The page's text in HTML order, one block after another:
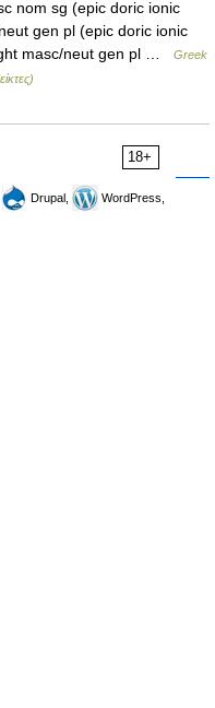
nom sg (epic doric ionic
gen pl (epic doric ionic
masc/neut gen pl …
Greek
18+
Drupal,
WordPress,